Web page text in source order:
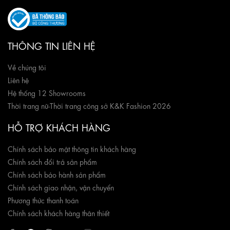
THÔNG TIN LIÊN HỆ
Về chúng tôi
Liên hệ
Hệ thống 12 Showrooms
Thời trang nữ-Thời trang công sở K&K Fashion 2026
HỖ TRỢ KHÁCH HÀNG
Chính sách bảo mật thông tin khách hàng
Chính sách đổi trả sản phẩm
Chính sách bảo hành sản phẩm
Chính sách giao nhận, vận chuyển
Phương thức thanh toán
Chính sách khách hàng thân thiết